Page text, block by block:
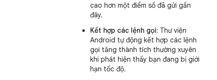
cao hơn một điểm số đã gửi gần
đây.
Kết hợp các lệnh gọi: Thư viện
Android tự động kết hợp các lệnh
gọi tăng thành tích thường xuyên
khi phát hiện thấy bạn đang bị giới
hạn tốc độ.